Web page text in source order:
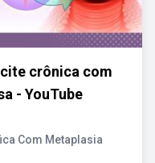
crônica com
- YouTube
Com Metaplasia